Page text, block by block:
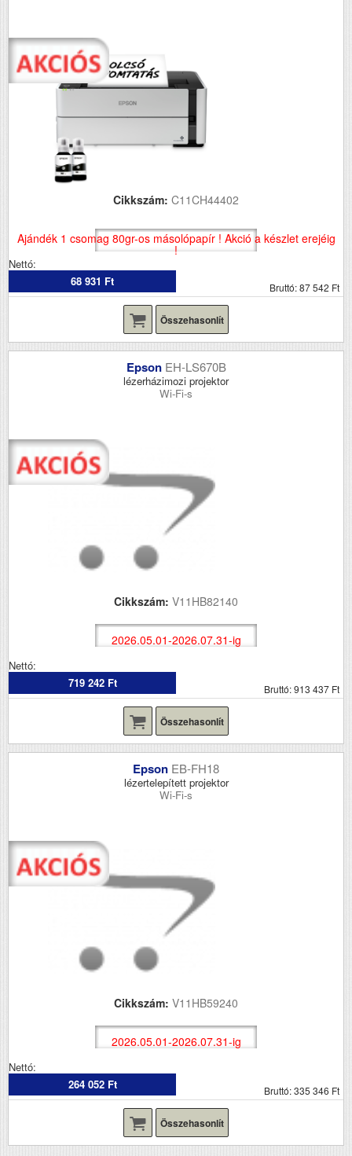
Cikkszám: C11CH44402
Ajándék 1 csomag 80gr-os másolópapír ! Akció a készlet erejéig
!
Nettó:
68 931 Ft
Bruttó: 87 542 Ft
Összehasonlít
Epson EH-LS670B
lézerházimozi projektor
Wi-Fi-s
Cikkszám: V11HB82140
2026.05.01-2026.07.31-ig
Nettó:
719 242 Ft
Bruttó: 913 437 Ft
Összehasonlít
Epson EB-FH18
lézertelepített projektor
Wi-Fi-s
Cikkszám: V11HB59240
2026.05.01-2026.07.31-ig
Nettó:
264 052 Ft
Bruttó: 335 346 Ft
Összehasonlít